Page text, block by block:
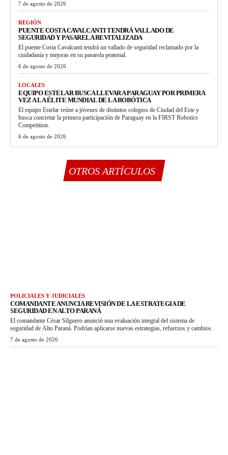
7 de agosto de 2026
REGIÓN
PUENTE COSTA CAVALCANTI TENDRÁ VALLADO DE
SEGURIDAD Y PASARELA REVITALIZADA
El puente Costa Cavalcanti tendrá un vallado de seguridad reclamado por la
ciudadanía y mejoras en su pasarela peatonal.
6 de agosto de 2026
LOCALES
EQUIPO ESTELAR BUSCA LLEVAR A PARAGUAY POR PRIMERA
VEZ A LA ÉLITE MUNDIAL DE LA ROBÓTICA
El equipo Estelar reúne a jóvenes de distintos colegios de Ciudad del Este y
busca concretar la primera participación de Paraguay en la FIRST Robotics
Competition.
6 de agosto de 2026
OTROS ARTÍCULOS
POLICIALES Y JUDICIALES
COMANDANTE ANUNCIA REVISIÓN DE LA ESTRATEGIA DE
SEGURIDAD EN ALTO PARANÁ
El comandante César Silguero anunció una evaluación integral del sistema de
seguridad de Alto Paraná. Podrían aplicarse nuevas estrategias, refuerzos y cambios.
7 de agosto de 2026